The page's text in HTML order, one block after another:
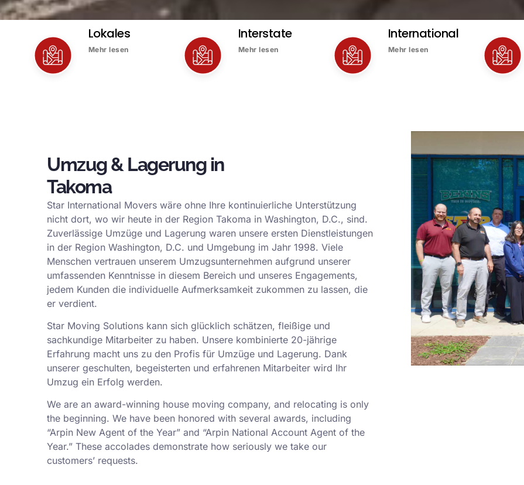
Lokales
Mehr lesen
Interstate
Mehr lesen
International
Mehr lesen
Umzug & Lagerung in
Takoma
Star International Movers wäre ohne Ihre kontinuierliche Unterstützung
nicht dort, wo wir heute in der Region Takoma in Washington, D.C., sind.
Zuverlässige Umzüge und Lagerung waren unsere ersten Dienstleistungen
in der Region Washington, D.C. und Umgebung im Jahr 1998. Viele
Menschen vertrauen unserem Umzugsunternehmen aufgrund unserer
umfassenden Kenntnisse in diesem Bereich und unseres Engagements,
jedem Kunden die individuelle Aufmerksamkeit zukommen zu lassen, die
er verdient.
Star Moving Solutions kann sich glücklich schätzen, fleißige und
sachkundige Mitarbeiter zu haben. Unsere kombinierte 20-jährige
Erfahrung macht uns zu den Profis für Umzüge und Lagerung. Dank
unserer geschulten, begeisterten und erfahrenen Mitarbeiter wird Ihr
Umzug ein Erfolg werden.
We are an award-winning house moving company, and relocating is only
the beginning. We have been honored with several awards, including
“Arpin New Agent of the Year” and “Arpin National Account Agent of the
Year.” These accolades demonstrate how seriously we take our
customers’ requests.